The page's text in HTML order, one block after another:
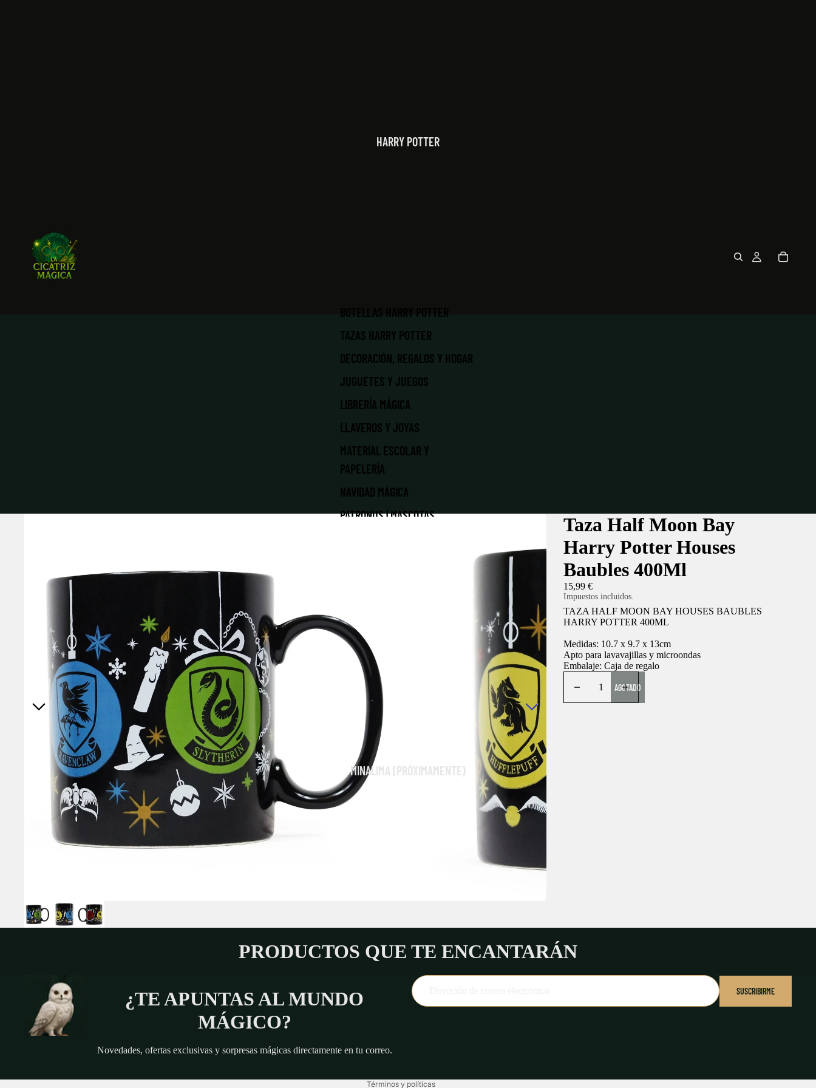
HARRY POTTER
BOTELLAS HARRY POTTER
TAZAS HARRY POTTER
DECORACIÓN, REGALOS Y HOGAR
JUGUETES Y JUEGOS
LIBRERÍA MÁGICA
LLAVEROS Y JOYAS
MATERIAL ESCOLAR Y
PAPELERÍA
NAVIDAD MÁGICA
PATRONUS | MASCOTAS
MINALIMA (PRÓXIMAMENTE)
Taza Half Moon Bay
Harry Potter Houses
Baubles 400Ml
15,99 €
Impuestos incluidos.
TAZA HALF MOON BAY HOUSES BAUBLES
HARRY POTTER 400ML
Medidas: 10.7 x 9.7 x 13cm
Apto para lavavajillas y microondas
Embalaje: Caja de regalo
AGOTADO
PRODUCTOS QUE TE ENCANTARÁN
¿TE APUNTAS AL MUNDO
MÁGICO?
Novedades, ofertas exclusivas y sorpresas mágicas directamente en tu correo.
SUSCRIBIRME
Términos y políticas